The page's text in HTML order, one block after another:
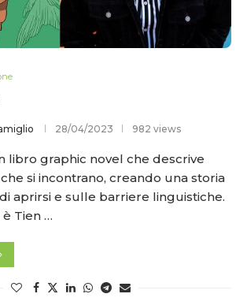
28/04/2023 982 views
libro graphic novel che descrive
si incontrano, creando una storia
aprirsi e sulle barriere linguistiche.
Tien …